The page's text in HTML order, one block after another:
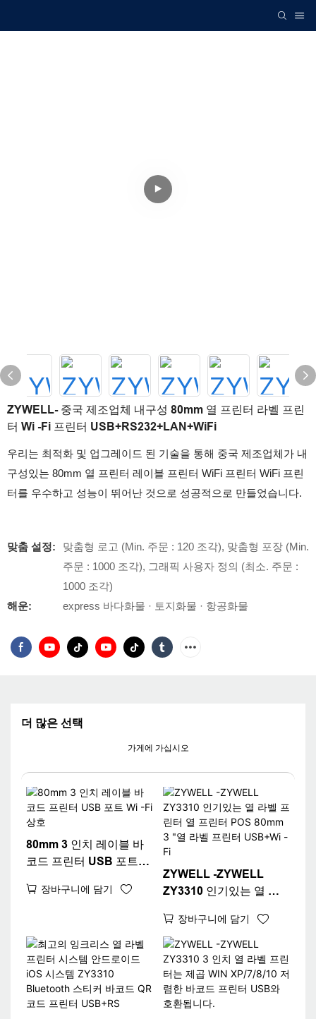
ZYWELL- 중국 제조업체 내구성 80mm 열 프린터 라벨 프린
터 Wi -Fi 프린터 USB+RS232+LAN+WiFi
우리는 최적화 및 업그레이드 된 기술을 통해 중국 제조업체가 내
구성있는 80mm 열 프린터 레이블 프린터 WiFi 프린터 WiFi 프린
터를 우수하고 성능이 뛰어난 것으로 성공적으로 만들었습니다.
맞춤 설정:
맞춤형 로고 (Min. 주문 : 120 조각), 맞춤형 포장 (Min.
주문 : 1000 조각), 그래픽 사용자 정의 (최소. 주문 :
1000 조각)
해운:
express 바다화물 · 토지화물 · 항공화물
더 많은 선택
가게에 가십시오
80mm 3 인치 레이블 바
코드 프린터 USB 포트
장바구니에 담기
ZYWELL -ZYWELL
ZY3310 인기있는 열 라
80mm 3 "열 라벨 프린터
USB+Wi -Fi
장바구니에 담기